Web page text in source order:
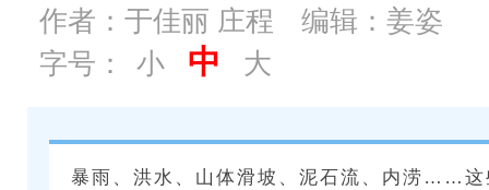
作者：于佳丽 庄程
编辑：姜姿
字号：
小 中 大
暴雨、洪水、山体滑坡、泥石流、内涝……这